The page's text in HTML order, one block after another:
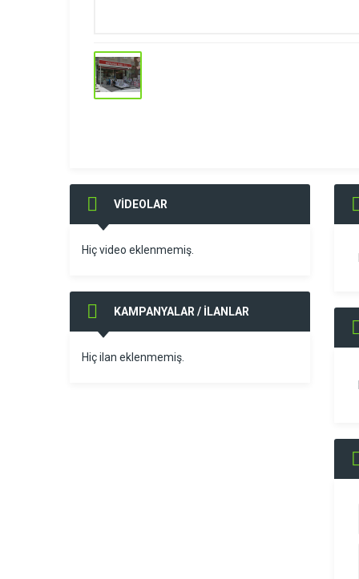
VİDEOLAR
Hiç video eklenmemiş.
KAMPANYALAR / İLANLAR
Hiç ilan eklenmemiş.